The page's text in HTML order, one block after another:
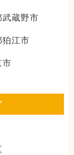
武蔵野市
狛江市
市